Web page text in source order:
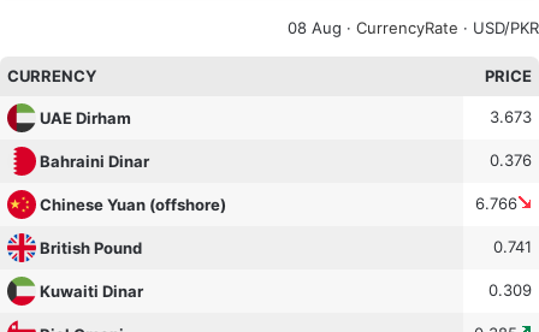
08 Aug · CurrencyRate · USD/PKR
CURRENCY PRICE
UAE Dirham 3.673
Bahraini Dinar 0.376
Chinese Yuan (offshore) 6.766
British Pound 0.741
Kuwaiti Dinar 0.309